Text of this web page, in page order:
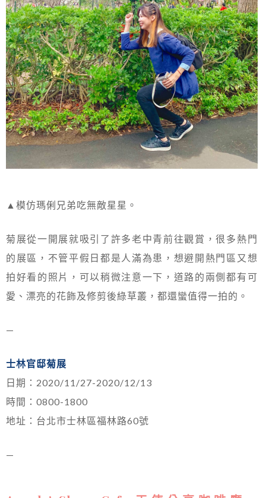
▲模仿瑪俐兄弟吃無敵星星。
菊展從一開展就吸引了許多老中青前往觀賞，很多熱門
的展區，不管平假日都是人滿為患，想避開熱門區又想
拍好看的照片，可以稍微注意一下，道路的兩側都有可
愛、漂亮的花飾及修剪後綠草叢，都還蠻值得一拍的。
—
士林官邸菊展
日期：2020/11/27-2020/12/13
時間：0800-1800
地址：台北市士林區福林路60號
—